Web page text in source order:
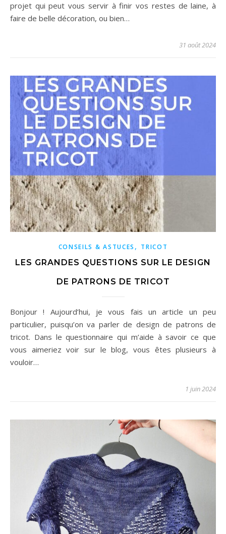
projet qui peut vous servir à finir vos restes de laine, à
faire de belle décoration, ou bien…
31 août 2024
CONSEILS & ASTUCES , TRICOT
LES GRANDES QUESTIONS SUR LE DESIGN
DE PATRONS DE TRICOT
Bonjour ! Aujourd’hui, je vous fais un article un peu
particulier, puisqu’on va parler de design de patrons de
tricot. Dans le questionnaire qui m’aide à savoir ce que
vous aimeriez voir sur le blog, vous êtes plusieurs à
vouloir…
1 juin 2024